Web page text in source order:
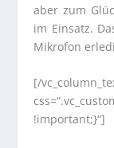
aber zum
im Einsatz.
Mikrofon
[/
!important;}“]